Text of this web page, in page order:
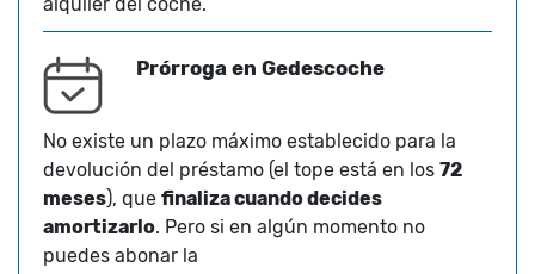
alquiler del coche.
Prórroga en Gedescoche
No existe un plazo máximo establecido para la
devolución del préstamo (el tope está en los 72
meses), que finaliza cuando decides
amortizarlo. Pero si en algún momento no
puedes abonar la